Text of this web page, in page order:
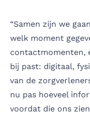
“Samen zijn we
welk moment
contactmomenten,
bij past: digitaal,
van de
nu pas hoeveel
voordat die ons